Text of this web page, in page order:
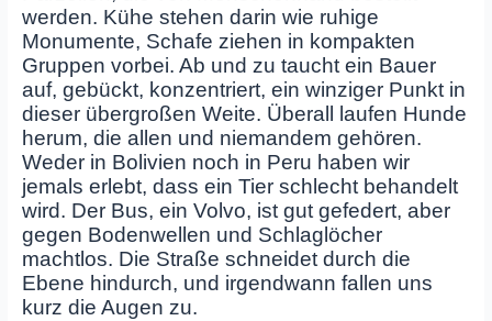
werden. Kühe stehen darin wie ruhige
Monumente, Schafe ziehen in kompakten
Gruppen vorbei. Ab und zu taucht ein Bauer
auf, gebückt, konzentriert, ein winziger Punkt in
dieser übergroßen Weite. Überall laufen Hunde
herum, die allen und niemandem gehören.
Weder in Bolivien noch in Peru haben wir
jemals erlebt, dass ein Tier schlecht behandelt
wird. Der Bus, ein Volvo, ist gut gefedert, aber
gegen Bodenwellen und Schlaglöcher
machtlos. Die Straße schneidet durch die
Ebene hindurch, und irgendwann fallen uns
kurz die Augen zu.